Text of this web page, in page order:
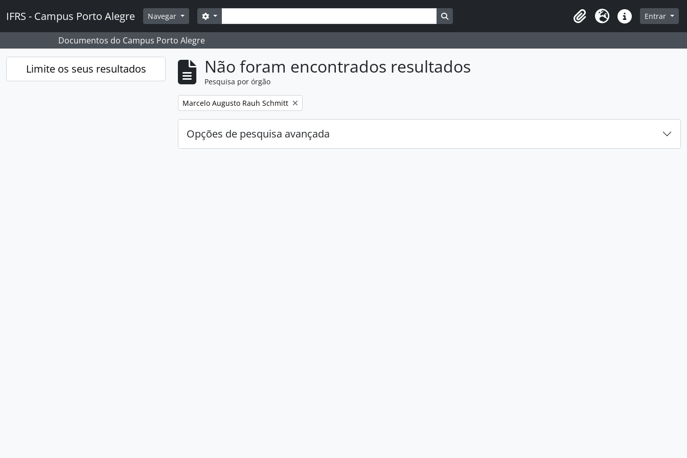
IFRS - Campus Porto Alegre Navegar Pesquisar
Opções de busca Busque na página de navegação
Idioma Ligações rápidas
Entrar
Documentos do Campus Porto Alegre
Limite os seus resultados Não foram encontrados resultados
Pesquisa por órgão
Remover filtro:
Marcelo Augusto Rauh Schmitt
Opções de pesquisa avançada